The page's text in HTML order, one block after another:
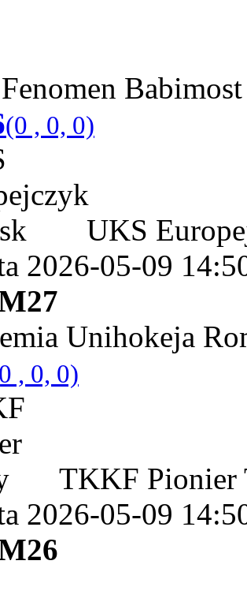
(0 , 0, 0)
UKS
2026-05-09
Unihokeja
, 0, 0)
TKKF Pionier
2026-05-09